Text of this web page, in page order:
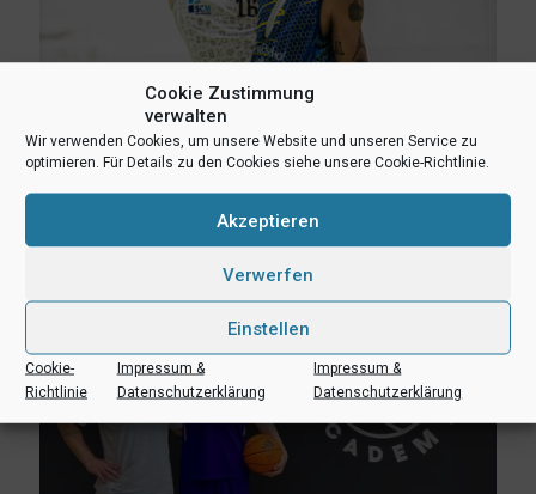
Cookie Zustimmung
verwalten
Wir verwenden Cookies, um unsere Website und unseren Service zu
optimieren. Für Details zu den Cookies siehe unsere Cookie-Richtlinie.
Akzeptieren
Verwerfen
Einstellen
Cookie-
Richtlinie
Impressum &
Datenschutzerklärung
Impressum &
Datenschutzerklärung
3. August 2026